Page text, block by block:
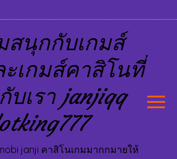
สนุกกับเกมส์
เกมส์คาสิโนที่
บเรา janjiqq
janji คาสิโนเกมมากกมายให้